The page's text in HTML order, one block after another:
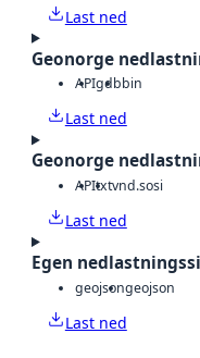
Last ned
Geonorge
APIgdbbin
Last ned
Geonorge
APItxtvnd.sosi
Last ned
Egen
geojsongeojson
Last ned